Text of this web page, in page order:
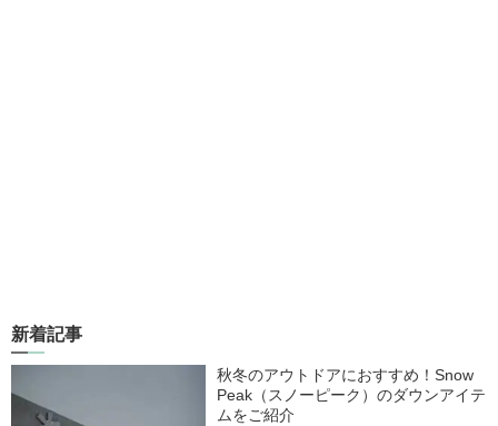
新着記事
秋冬のアウトドアにおすすめ！Snow
Peak（スノーピーク）のダウンアイテ
ムをご紹介